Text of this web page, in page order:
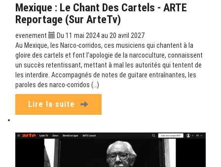
Mexique : Le Chant Des Cartels - ARTE
Reportage (sur ArteTv)
evenement
Du 11 mai 2024 au 20 avril 2027
Au Mexique, les Narco-corridos, ces musiciens qui chantent à la
gloire des cartels et font l’apologie de la narcoculture, connaissent
un succès retentissant, mettant à mal les autorités qui tentent de
les interdire. Accompagnés de notes de guitare entraînantes, les
paroles des narco-corridos (…)
Lire la suite